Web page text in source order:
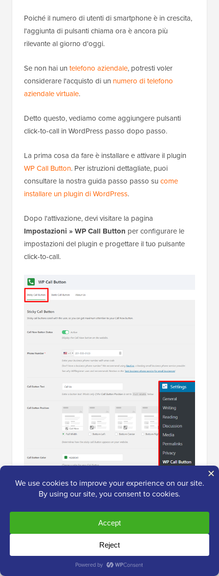
Poiché il numero di utenti di smartphone è in crescita,
l'aggiunta di pulsanti chiama ora è ancora più
rilevante al giorno d'oggi.
Se non hai un telefono aziendale, potresti voler
considerare l'acquisto di un numero di telefono
aziendale virtuale.
Detto questo, vediamo come aggiungere pulsanti
click-to-call in WordPress passo dopo passo.
La prima cosa da fare è installare e attivare il plugin
WP Call Button. Per istruzioni dettagliate, puoi
consultare la nostra guida passo passo su come
installare un plugin di WordPress.
Dopo l'attivazione, devi visitare la pagina
Impostazioni » WP Call Button per configurare le
impostazioni del plugin e progettare il tuo pulsante
click-to-call.
Per prima cosa, vedrai le impostazioni del pulsante
Call Sticky. Il pulsante call sticky è una funzionalità
ottimizzata per le conversioni che sposta il pulsante di
chiamata insieme agli utenti mentre navigano sul tuo
Puoi iniziare attivando lo stato del pulsante Chiama